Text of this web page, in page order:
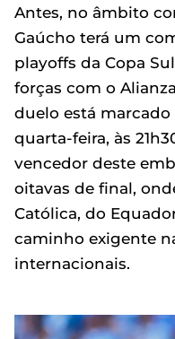
Antes, no âmbito
Gaúcho terá um
playoffs da Copa
forças com o
duelo está marcado
quarta-feira, às
vencedor deste
oitavas de final,
Católica, do
caminho exigente
internacionais.